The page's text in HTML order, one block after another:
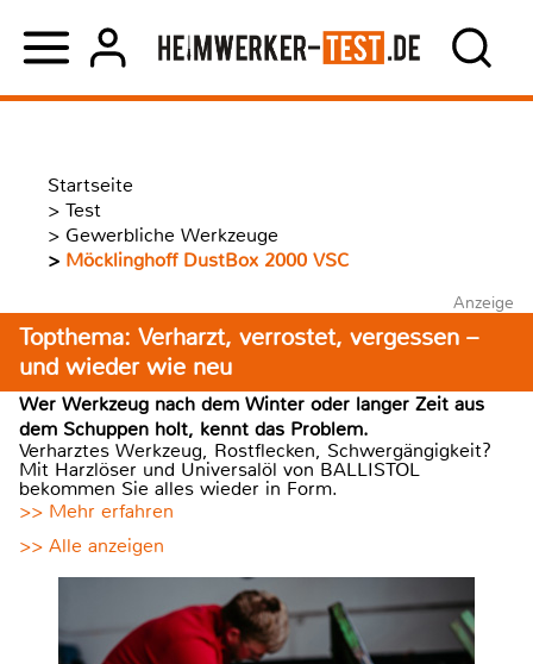
Startseite
> Test
> Gewerbliche Werkzeuge
> Möcklinghoff DustBox 2000 VSC
Anzeige
Topthema: Verharzt, verrostet, vergessen –
und wieder wie neu
Wer Werkzeug nach dem Winter oder langer Zeit aus
dem Schuppen holt, kennt das Problem.
Verharztes Werkzeug, Rostflecken, Schwergängigkeit?
Mit Harzlöser und Universalöl von BALLISTOL
bekommen Sie alles wieder in Form.
>> Mehr erfahren
>> Alle anzeigen